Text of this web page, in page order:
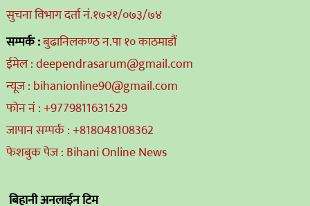
सुचना विभाग दर्ता नं.१७२१/०७३/७४
सम्पर्क :बुढानिलकण्ठ न.पा १० काठमाडौं
ईमेल : deependrasarum@gmail.com
न्यूज : bihanionline90@gmail.com
फोन नं : +9779811631529
जापान सम्पर्क : +818048108362
फेशबुक पेज : Bihani Online News
बिहानी अनलाईन टिम